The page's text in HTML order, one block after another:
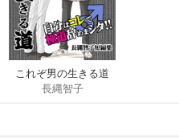
これぞ男の生きる道
～自分はコレ♂で極道
辞めまシタ!!-長縄智子
長縄智子